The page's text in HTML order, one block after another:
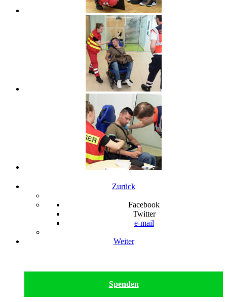
Zurück
Facebook
Twitter
e-mail
Weiter
Spenden